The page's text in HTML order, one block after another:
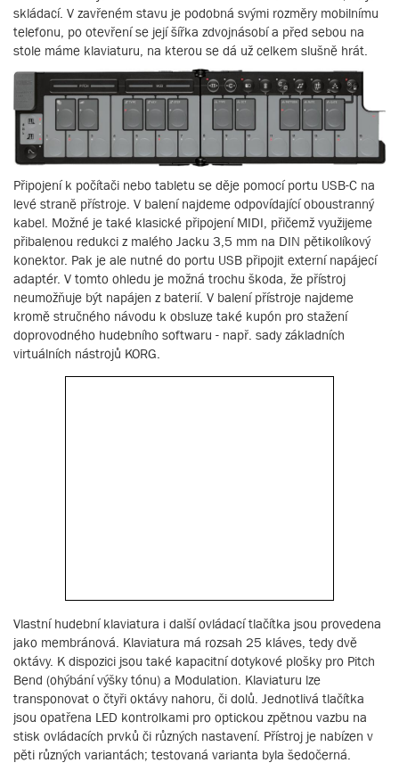
skládací. V zavřeném stavu je podobná svými rozměry mobilnímu
telefonu, po otevření se její šířka zdvojnásobí a před sebou na
stole máme klaviaturu, na kterou se dá už celkem slušně hrát.
Připojení k počítači nebo tabletu se děje pomocí portu USB-C na
levé straně přístroje. V balení najdeme odpovídající oboustranný
kabel. Možné je také klasické připojení MIDI, přičemž využijeme
přibalenou redukci z malého Jacku 3,5 mm na DIN pětikolíkový
konektor. Pak je ale nutné do portu USB připojit externí napájecí
adaptér. V tomto ohledu je možná trochu škoda, že přístroj
neumožňuje být napájen z baterií. V balení přístroje najdeme
kromě stručného návodu k obsluze také kupón pro stažení
doprovodného hudebního softwaru - např. sady základních
virtuálních nástrojů KORG.
Vlastní hudební klaviatura i další ovládací tlačítka jsou provedena
jako membránová. Klaviatura má rozsah 25 kláves, tedy dvě
oktávy. K dispozici jsou také kapacitní dotykové plošky pro Pitch
Bend (ohýbání výšky tónu) a Modulation. Klaviaturu lze
transponovat o čtyři oktávy nahoru, či dolů. Jednotlivá tlačítka
jsou opatřena LED kontrolkami pro optickou zpětnou vazbu na
stisk ovládacích prvků či různých nastavení. Přístroj je nabízen v
pěti různých variantách; testovaná varianta byla šedočerná.